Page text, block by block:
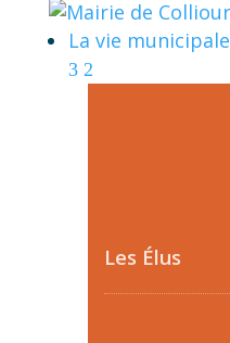
La vie municipale
Les Élus